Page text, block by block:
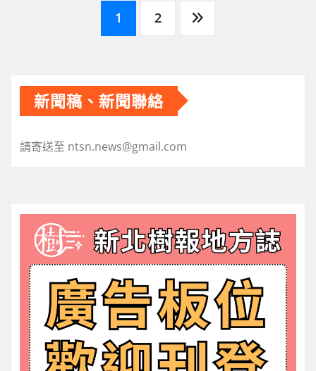
頁
1 2
新聞稿、新聞聯絡
請寄送至 ntsn.news@gmail.com